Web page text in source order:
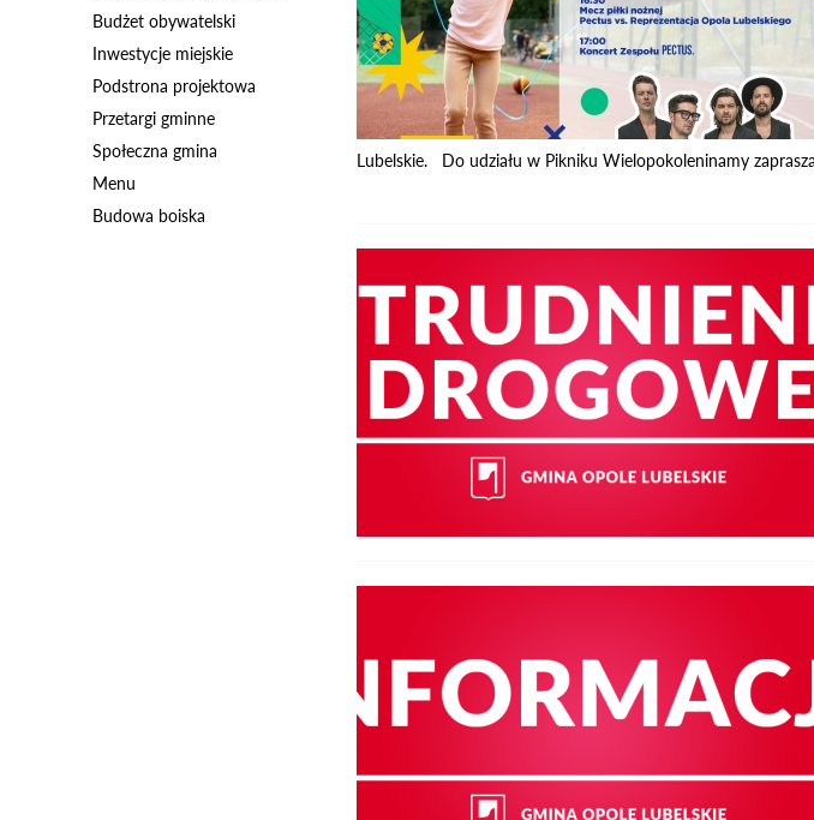
Budżet obywatelski
Inwestycje miejskie
Podstrona projektowa
Przetargi gminne
Społeczna gmina
Menu
Budowa boiska
Lubelskie. Do udziału w Pikniku Wielopokoleninamy